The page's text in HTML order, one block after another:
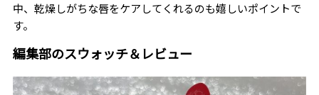
中、乾燥しがちな唇をケアしてくれるのも嬉しいポイントで
す。
編集部のスウォッチ＆レビュー